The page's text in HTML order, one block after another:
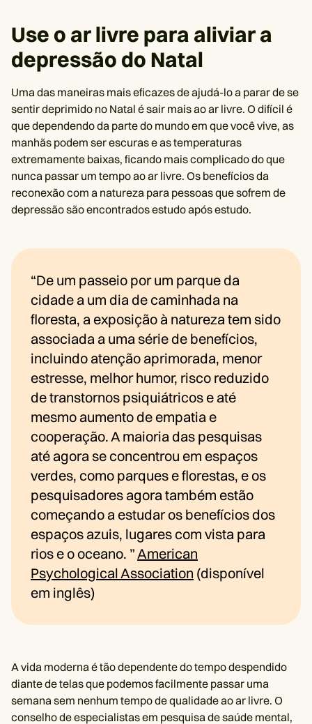
Use o ar livre para aliviar a
depressão do Natal
Uma das maneiras mais eficazes de ajudá-lo a parar de se
sentir deprimido no Natal é sair mais ao ar livre. O difícil é
que dependendo da parte do mundo em que você vive, as
manhãs podem ser escuras e as temperaturas
extremamente baixas, ficando mais complicado do que
nunca passar um tempo ao ar livre. Os benefícios da
reconexão com a natureza para pessoas que sofrem de
depressão são encontrados estudo após estudo.
“De um passeio por um parque da
cidade a um dia de caminhada na
floresta, a exposição à natureza tem sido
associada a uma série de benefícios,
incluindo atenção aprimorada, menor
estresse, melhor humor, risco reduzido
de transtornos psiquiátricos e até
mesmo aumento de empatia e
cooperação. A maioria das pesquisas
até agora se concentrou em espaços
verdes, como parques e florestas, e os
pesquisadores agora também estão
começando a estudar os benefícios dos
espaços azuis, lugares com vista para
rios e o oceano. ” American
Psychological Association (disponível
em inglês)
A vida moderna é tão dependente do tempo despendido
diante de telas que podemos facilmente passar uma
semana sem nenhum tempo de qualidade ao ar livre. O
conselho de especialistas em pesquisa de saúde mental,